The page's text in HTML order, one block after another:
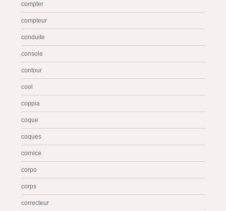
compter
compteur
conduite
console
contour
cool
coppia
coque
coques
cornice
corpo
corps
correcteur